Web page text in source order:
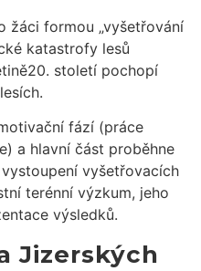
žáci formou „vyšetřování
katastrofy lesů
století pochopí
fází (práce
a hlavní část proběhne
vyšetřovacích
terénní výzkum, jeho
výsledků.
Jizerských